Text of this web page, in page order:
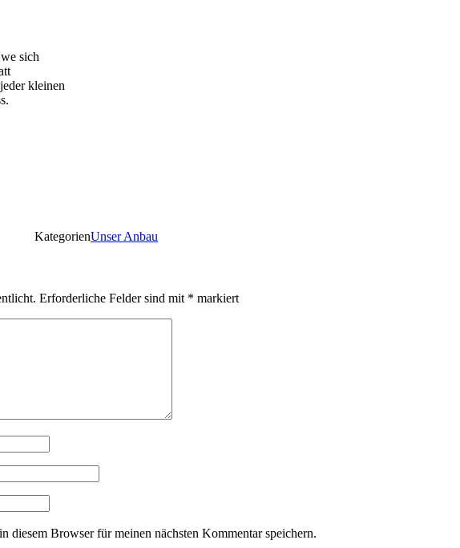
sich
kleinen
KategorienUnser Anbau
Erforderliche Felder sind mit * markiert
diesem Browser für meinen nächsten Kommentar speichern.